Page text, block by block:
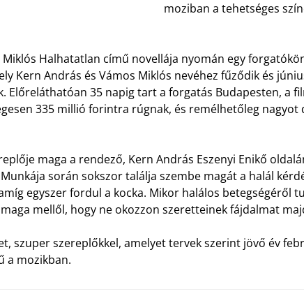
moziban a tehetséges
Miklós Halhatatlan című novellája nyomán egy
Kern András és Vámos Miklós nevéhez fűződik és
Előreláthatóan 35 napig tart a forgatás Budapesten, a
335 millió forintra rúgnak, és remélhetőleg
maga a rendező, Kern András Eszenyi Enikő
során sokszor találja szembe magát a halál
egyszer fordul a kocka. Mikor halálos betegségéről
mellől, hogy ne okozzon szeretteinek fájdalmat
szuper szereplőkkel, amelyet tervek szerint jövő év
a mozikban.